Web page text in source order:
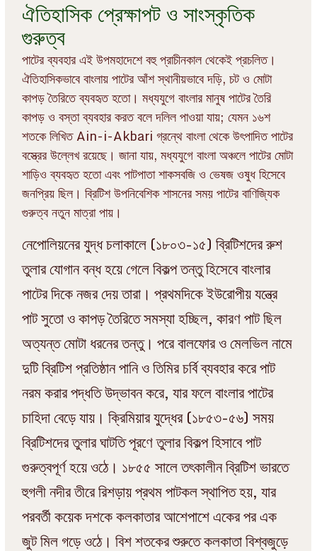
ঐতিহাসিক প্রেক্ষাপট ও সাংস্কৃতিক
গুরুত্ব
পাটের ব্যবহার এই উপমহাদেশে বহু প্রাচীনকাল থেকেই প্রচলিত।
ঐতিহাসিকভাবে বাংলায় পাটের আঁশ স্থানীয়ভাবে দড়ি, চট ও মোটা
কাপড় তৈরিতে ব্যবহৃত হতো। মধ্যযুগে বাংলার মানুষ পাটের তৈরি
কাপড় ও বস্তা ব্যবহার করত বলে দলিল পাওয়া যায়; যেমন ১৬শ
শতকে লিখিত Ain-i-Akbari গ্রন্থে বাংলা থেকে উৎপাদিত পাটের
বস্ত্রের উল্লেখ রয়েছে। জানা যায়, মধ্যযুগে বাংলা অঞ্চলে পাটের মোটা
শাড়িও ব্যবহৃত হতো এবং পাটপাতা শাকসবজি ও ভেষজ ওষুধ হিসেবে
জনপ্রিয় ছিল। ব্রিটিশ উপনিবেশিক শাসনের সময় পাটের বাণিজ্যিক
গুরুত্ব নতুন মাত্রা পায়।
নেপোলিয়নের যুদ্ধ চলাকালে (১৮০৩-১৫) ব্রিটিশদের রুশ
তুলার যোগান বন্ধ হয়ে গেলে বিকল্প তন্তু হিসেবে বাংলার
পাটের দিকে নজর দেয় তারা। প্রথমদিকে ইউরোপীয় যন্ত্রে
পাট সুতো ও কাপড় তৈরিতে সমস্যা হচ্ছিল, কারণ পাট ছিল
অত্যন্ত মোটা ধরনের তন্তু। পরে বালফোর ও মেলভিল নামে
দুটি ব্রিটিশ প্রতিষ্ঠান পানি ও তিমির চর্বি ব্যবহার করে পাট
নরম করার পদ্ধতি উদ্ভাবন করে, যার ফলে বাংলার পাটের
চাহিদা বেড়ে যায়। ক্রিমিয়ার যুদ্ধের (১৮৫৩-৫৬) সময়
ব্রিটিশদের তুলার ঘাটতি পূরণে তুলার বিকল্প হিসাবে পাট
গুরুত্বপূর্ণ হয়ে ওঠে। ১৮৫৫ সালে তৎকালীন ব্রিটিশ ভারতে
হুগলী নদীর তীরে রিশড়ায় প্রথম পাটকল স্থাপিত হয়, যার
পরবর্তী কয়েক দশকে কলকাতার আশেপাশে একের পর এক
জুট মিল গড়ে ওঠে। বিশ শতকের শুরুতে কলকাতা বিশ্বজুড়ে